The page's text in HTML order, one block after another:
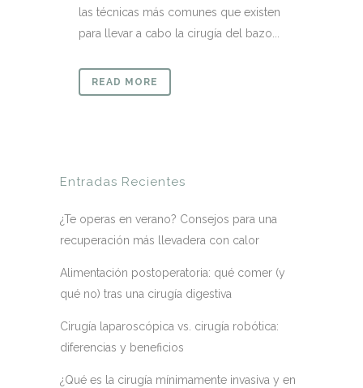
las técnicas más comunes que existen
para llevar a cabo la cirugía del bazo...
READ MORE
Entradas Recientes
¿Te operas en verano? Consejos para una
recuperación más llevadera con calor
Alimentación postoperatoria: qué comer (y
qué no) tras una cirugía digestiva
Cirugía laparoscópica vs. cirugía robótica:
diferencias y beneficios
¿Qué es la cirugía mínimamente invasiva y en